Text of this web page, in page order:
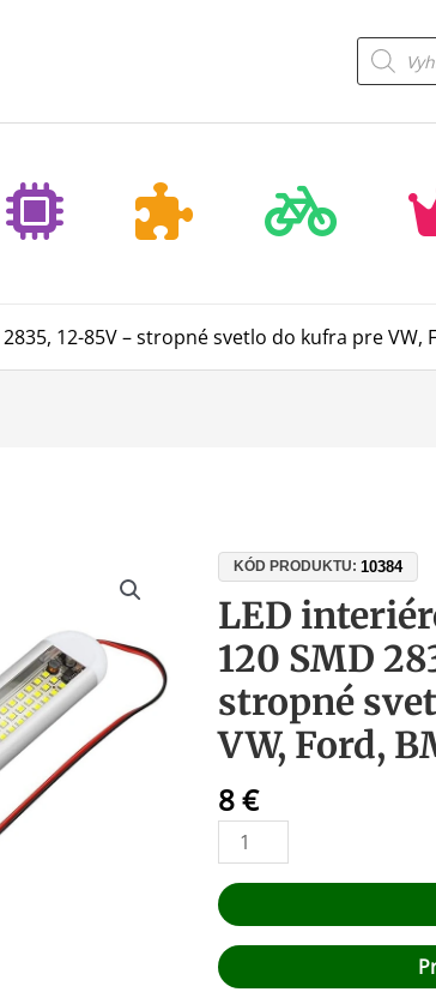
Products
search
12-85V – stropné svetlo do kufra pre VW,
KÓD PRODUKTU:10384
LED
120 SMD
stropné
VW, Ford,
8€
množstvo
interiérové
svetlo
auta
120
2835,
12-
85V
–
stropné
svetlo
do